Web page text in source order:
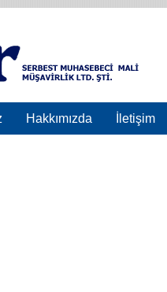
Hakkımızda İletişim